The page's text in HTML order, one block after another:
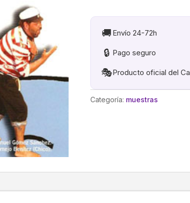
Juvenil)
cantidad
🚚 Envío 24-72h
🔒 Pago seguro
🎭Producto oficial del
Categoría: muestras